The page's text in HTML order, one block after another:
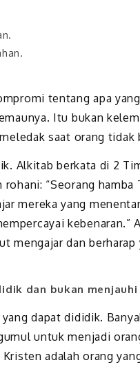
tentang apa
Itu bukan
saat orang
Alkitab berkata di 2
“Seorang
mereka yang
kebenaran.”
mengajar dan
dan bukan menjauhi
dapat dididik.
untuk menjadi
adalah orang